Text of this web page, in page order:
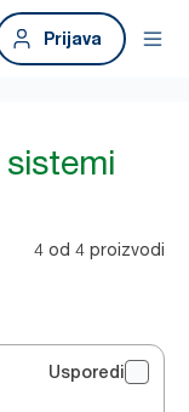
Prijava
4 od 4 proizvodi
Usporedi